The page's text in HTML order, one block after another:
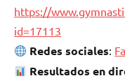
https://
id=17113
Redes sociales:
Resultados en